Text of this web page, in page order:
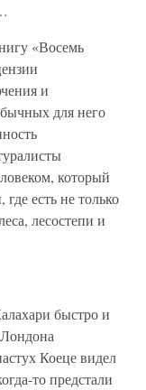
«Восемь
и
для него
который
есть не только
лесостепи и
быстро и
Коеце видел
то предстали